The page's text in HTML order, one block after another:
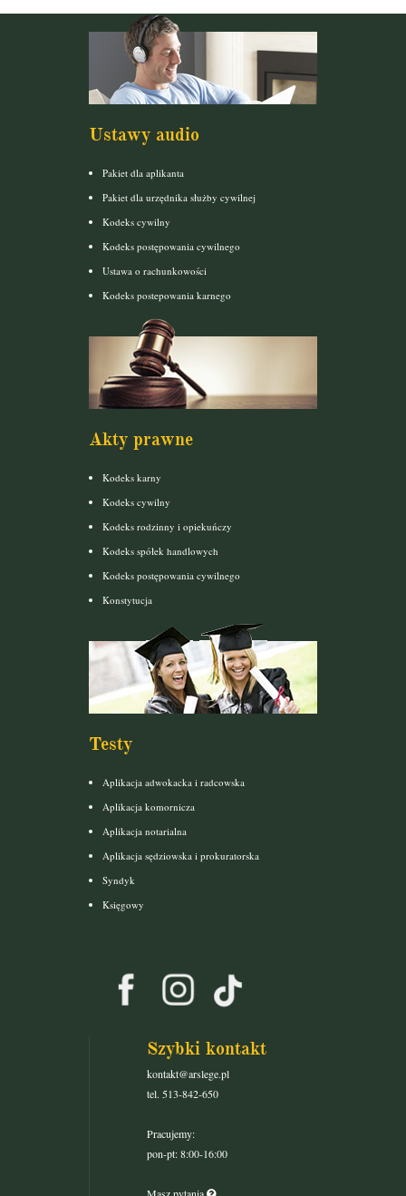
Ustawy audio
Pakiet dla aplikanta
Pakiet dla urzędnika służby cywilnej
Kodeks cywilny
Kodeks postępowania cywilnego
Ustawa o rachunkowości
Kodeks postepowania karnego
Akty prawne
Kodeks karny
Kodeks cywilny
Kodeks rodzinny i opiekuńczy
Kodeks spółek handlowych
Kodeks postępowania cywilnego
Konstytucja
Testy
Aplikacja adwokacka i radcowska
Aplikacja komornicza
Aplikacja notarialna
Aplikacja sędziowska i prokuratorska
Syndyk
Księgowy
Szybki kontakt
kontakt@arslege.pl
tel. 513-842-650
Pracujemy:
pon-pt: 8:00-16:00